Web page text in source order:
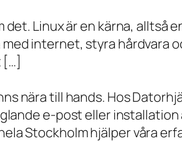
Linux är en kärna, alltså
internet, styra hårdvara
[…]
nära till hands. Hos
e-post eller installation
Stockholm hjälper våra